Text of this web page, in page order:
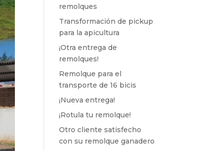
remolques
Transformación de pickup
para la apicultura
¡Otra entrega de
remolques!
Remolque para el
transporte de 16 bicis
¡Nueva entrega!
¡Rotula tu remolque!
Otro cliente satisfecho
con su remolque ganadero